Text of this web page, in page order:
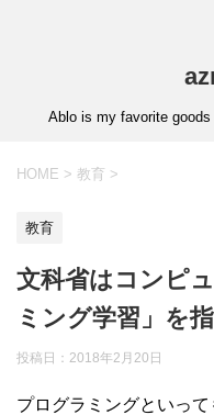
Ablo is my favorite
HOME > 教育 >
教育
文科省はコンピ
ミング学習」を
投稿日： 2018年2月20日
プログラミングといっ